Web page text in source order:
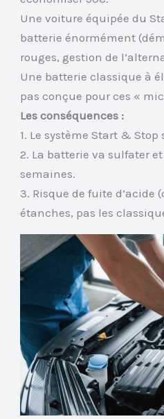
Une voiture équipée du
batterie énormément
rouges, gestion de
Une batterie classique à
pas conçue pour ces «
Les conséquences :
1. Le système Start &
2. La batterie va sulfater
semaines.
3. Risque de fuite d’acide
étanches, pas les